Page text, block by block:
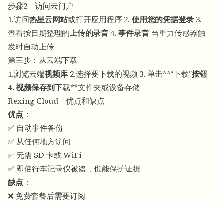
步骤2：访问云门户
1.访问热星云网站或打开应用程序 2. 使用您的凭据登录 3.
查看按日期整理的上传的录音4. 事件录音 当重力传感器触
发时自动上传
第三步：从云端下载
1.浏览云端视频库 2.选择要下载的视频 3. 单击**“下载”按钮
4. 视频保存到下载**文件夹或设备存储
Rexing Cloud：优点和缺点
优点 ：
✅ 自动事件备份
✅ 从任何地方访问
✅ 无需 SD 卡或 WiFi
✅ 即使行车记录仪被盗，也能保护证据
缺点 ：
❌ 免费套餐后需要订阅